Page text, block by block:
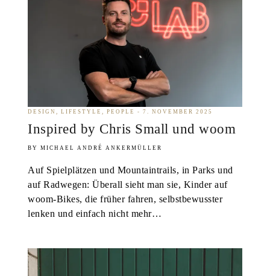
DESIGN LIFESTYLE PEOPLE 7. NOVEMBER 2025
Inspired by Chris Small und woom
MICHAEL ANDRÉ ANKERMÜLLER
Auf Spielplätzen und Mountaintrails, in Parks und
auf Radwegen: Überall sieht man sie, Kinder auf
woom-Bikes, die früher fahren, selbstbewusster
lenken und einfach nicht mehr…